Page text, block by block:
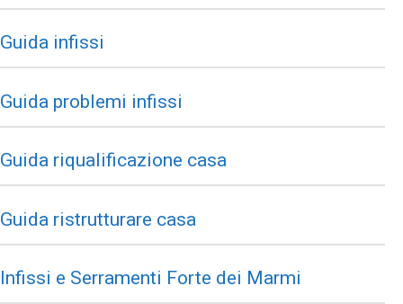
Guida infissi
Guida problemi infissi
Guida riqualificazione casa
Guida ristrutturare casa
Infissi e Serramenti Forte dei Marmi